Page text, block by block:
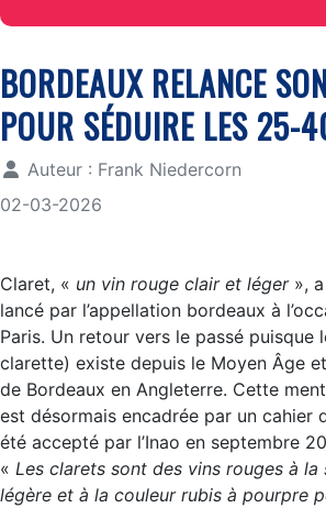
BORDEAUX RELANCE
POUR SÉDUIRE LES 25-
Auteur : Frank Niedercorn
02-03-2026
Claret, « un vin rouge clair et léger», a
lancé par l’appellation bordeaux à
Paris. Un retour vers le passé puisque
clarette) existe depuis le Moyen Âge
de Bordeaux en Angleterre. Cette
est désormais encadrée par un cahier
été accepté par l’Inao en septembre
« Les clarets sont des vins rouges à
légère et à la couleur rubis à pourpre